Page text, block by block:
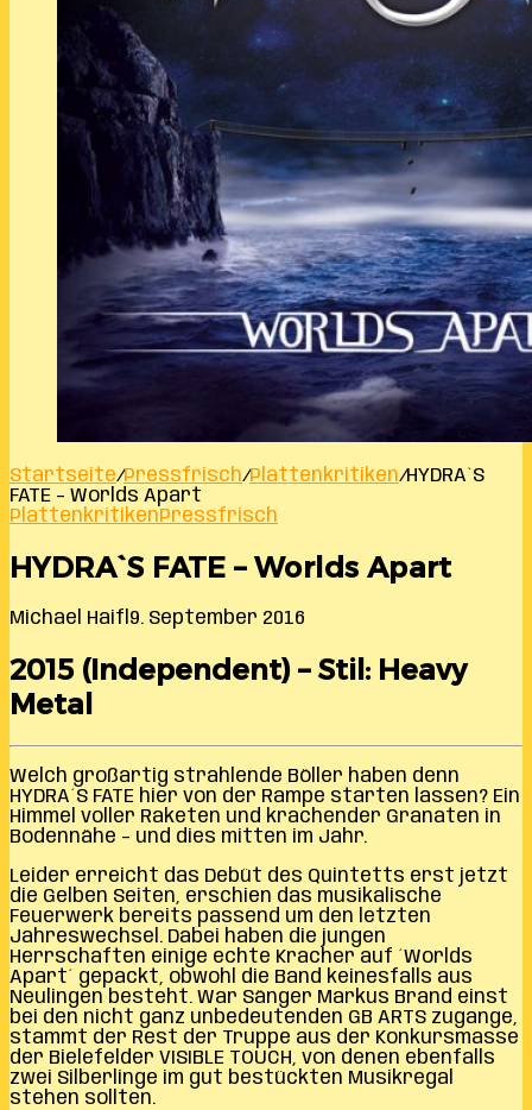
Startseite/Pressfrisch/Plattenkritiken/HYDRA`S
FATE – Worlds Apart
PlattenkritikenPressfrisch
HYDRA`S FATE – Worlds Apart
Michael Haifl 9. September 2016
2015 (Independent) – Stil: Heavy
Metal
Welch großartig strahlende Böller haben denn
HYDRA´S FATE hier von der Rampe starten lassen? Ein
Himmel voller Raketen und krachender Granaten in
Bodennähe – und dies mitten im Jahr.
Leider erreicht das Debüt des Quintetts erst jetzt
die Gelben Seiten, erschien das musikalische
Feuerwerk bereits passend um den letzten
Jahreswechsel. Dabei haben die jungen
Herrschaften einige echte Kracher auf ´Worlds
Apart´ gepackt, obwohl die Band keinesfalls aus
Neulingen besteht. War Sänger Markus Brand einst
bei den nicht ganz unbedeutenden GB ARTS zugange,
stammt der Rest der Truppe aus der Konkursmasse
der Bielefelder VISIBLE TOUCH, von denen ebenfalls
zwei Silberlinge im gut bestückten Musikregal
stehen sollten.